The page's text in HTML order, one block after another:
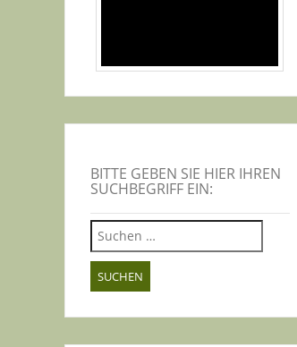
BITTE GEBEN SIE HIER IHREN
SUCHBEGRIFF EIN:
Suchen
nach: